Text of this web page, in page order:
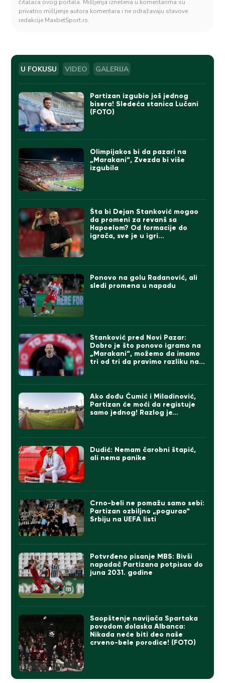
čitalaca ovog portala. Mišljenja iznešena u komentarima su
privatno mišljenje autora komentara i ne odražavaju stavove
redakcije MaxbetSport.rs.
U FOKUSU VIDEO GALERIJA
Partizan izgubio još jednog
bisera! Sledeća stanica Lučani
(FOTO)
Olimpijakos bi da pazari na
„Marakani“, Zvezda bi više
izgubila
Šta bi Dejan Stanković mogao
da promeni za revanš sa
Hapoelom? Od formacije do
igrača, sve je u igri…
Ponovo na golu Radanović, ali
sledi promena u napadu
Stanković pred Novi Pazar:
Dobro je što ponovo igramo na
„Marakani“, možemo da imamo
tri od tri da pravimo razliku na
Ako dođu Čumić i Miladinović,
Partizan će moći da registuje
samo jednog! Razlog je…
Dudić: Nemam čarobni štapić,
ali nema panike
Crno-beli ne pomažu samo sebi:
Partizan ozbiljno „pogurao“
Srbiju na UEFA listi
Potvrđeno pisanje MBS: Bivši
napadač Partizana potpisao do
juna 2031. godine
Saopštenje navijača Spartaka
povodom dolaska Albanca:
Nikada neće biti deo naše
crveno-bele porodice! (FOTO)